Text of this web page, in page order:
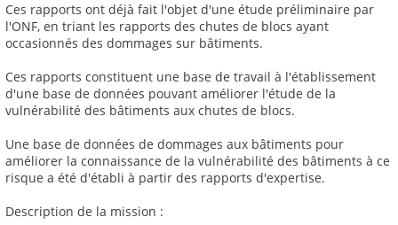
Ces rapports ont déjà fait l'objet d'une étude préliminaire par
l'ONF, en triant les rapports des chutes de blocs ayant
occasionnés des dommages sur bâtiments.
Ces rapports constituent une base de travail à l'établissement
d'une base de données pouvant améliorer l'étude de la
vulnérabilité des bâtiments aux chutes de blocs.
Une base de données de dommages aux bâtiments pour
améliorer la connaissance de la vulnérabilité des bâtiments à ce
risque a été d'établi à partir des rapports d'expertise.
Description de la mission :